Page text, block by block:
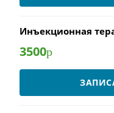
Инъекционная
3500р